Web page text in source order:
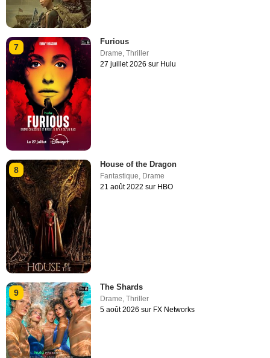
7
Furious
Drame ,Thriller
27 juillet 2026 sur Hulu
8
House of the Dragon
Fantastique, Drame
21 août 2022 sur HBO
9
The Shards
Drame,Thriller
5 août 2026 sur FX Networks